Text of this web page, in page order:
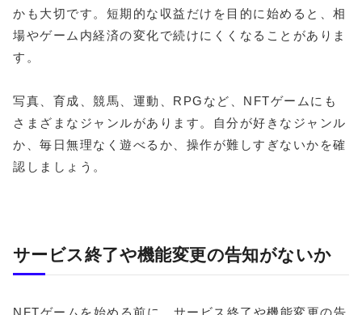
かも大切です。短期的な収益だけを目的に始めると、相
場やゲーム内経済の変化で続けにくくなることがありま
す。
写真、育成、競馬、運動、RPGなど、NFTゲームにも
さまざまなジャンルがあります。自分が好きなジャンル
か、毎日無理なく遊べるか、操作が難しすぎないかを確
認しましょう。
サービス終了や機能変更の告知がないか
NFTゲームを始める前に、サービス終了や機能変更の告